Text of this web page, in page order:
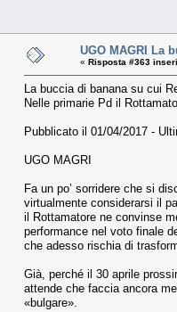
UGO MAGRI La
« Risposta #363
La buccia di banana su cui
Nelle primarie Pd il
Pubblicato il 01/04/2017 -
UGO MAGRI
Fa un po’ sorridere che si
virtualmente considerarsi il
il Rottamatore ne convinse
performance nel voto finale
che adesso rischia di
Già, perché il 30 aprile
attende che faccia ancora
«bulgare».